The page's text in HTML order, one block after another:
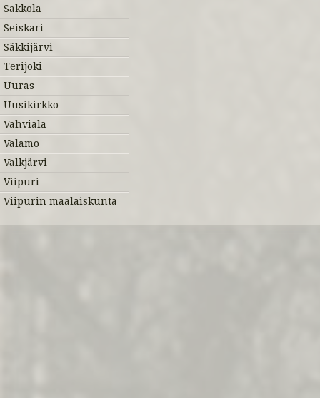
Sakkola
Seiskari
Säkkijärvi
Terijoki
Uuras
Uusikirkko
Vahviala
Valamo
Valkjärvi
Viipuri
Viipurin maalaiskunta